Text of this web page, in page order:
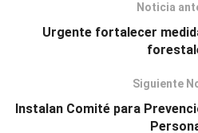
Noticia
Urgente fortalecer
Siguiente
Instalan Comité para